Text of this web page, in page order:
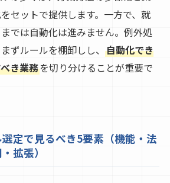
セットで提供します。一方で、就
では自動化は進みません。例外処
ずルールを棚卸しし、 自動化でき
き業務を切り分けることが重要で
定で見るべき5要素（機能・法
拡張）